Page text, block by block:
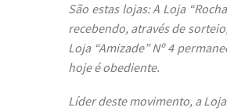
São estas lojas: A Loja
recebendo, através de
Loja “Amizade” Nº 4
hoje é obediente.
Líder deste movimento, a